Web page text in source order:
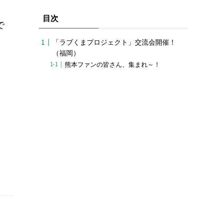
目次
「ラブくまプロジェクト」交流会開催！
（福岡）
熊本ファンの皆さん、集まれ～！